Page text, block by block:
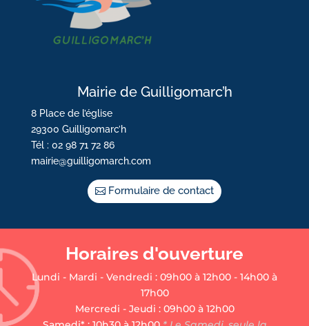
Mairie de Guilligomarc’h
8 Place de l’église
29300 Guilligomarc’h
Tél : 02 98 71 72 86
mairie@guilligomarch.com
Formulaire de contact
Horaires d'ouverture
Lundi - Mardi - Vendredi : 09h00 à 12h00 - 14h00 à
17h00
Mercredi - Jeudi : 09h00 à 12h00